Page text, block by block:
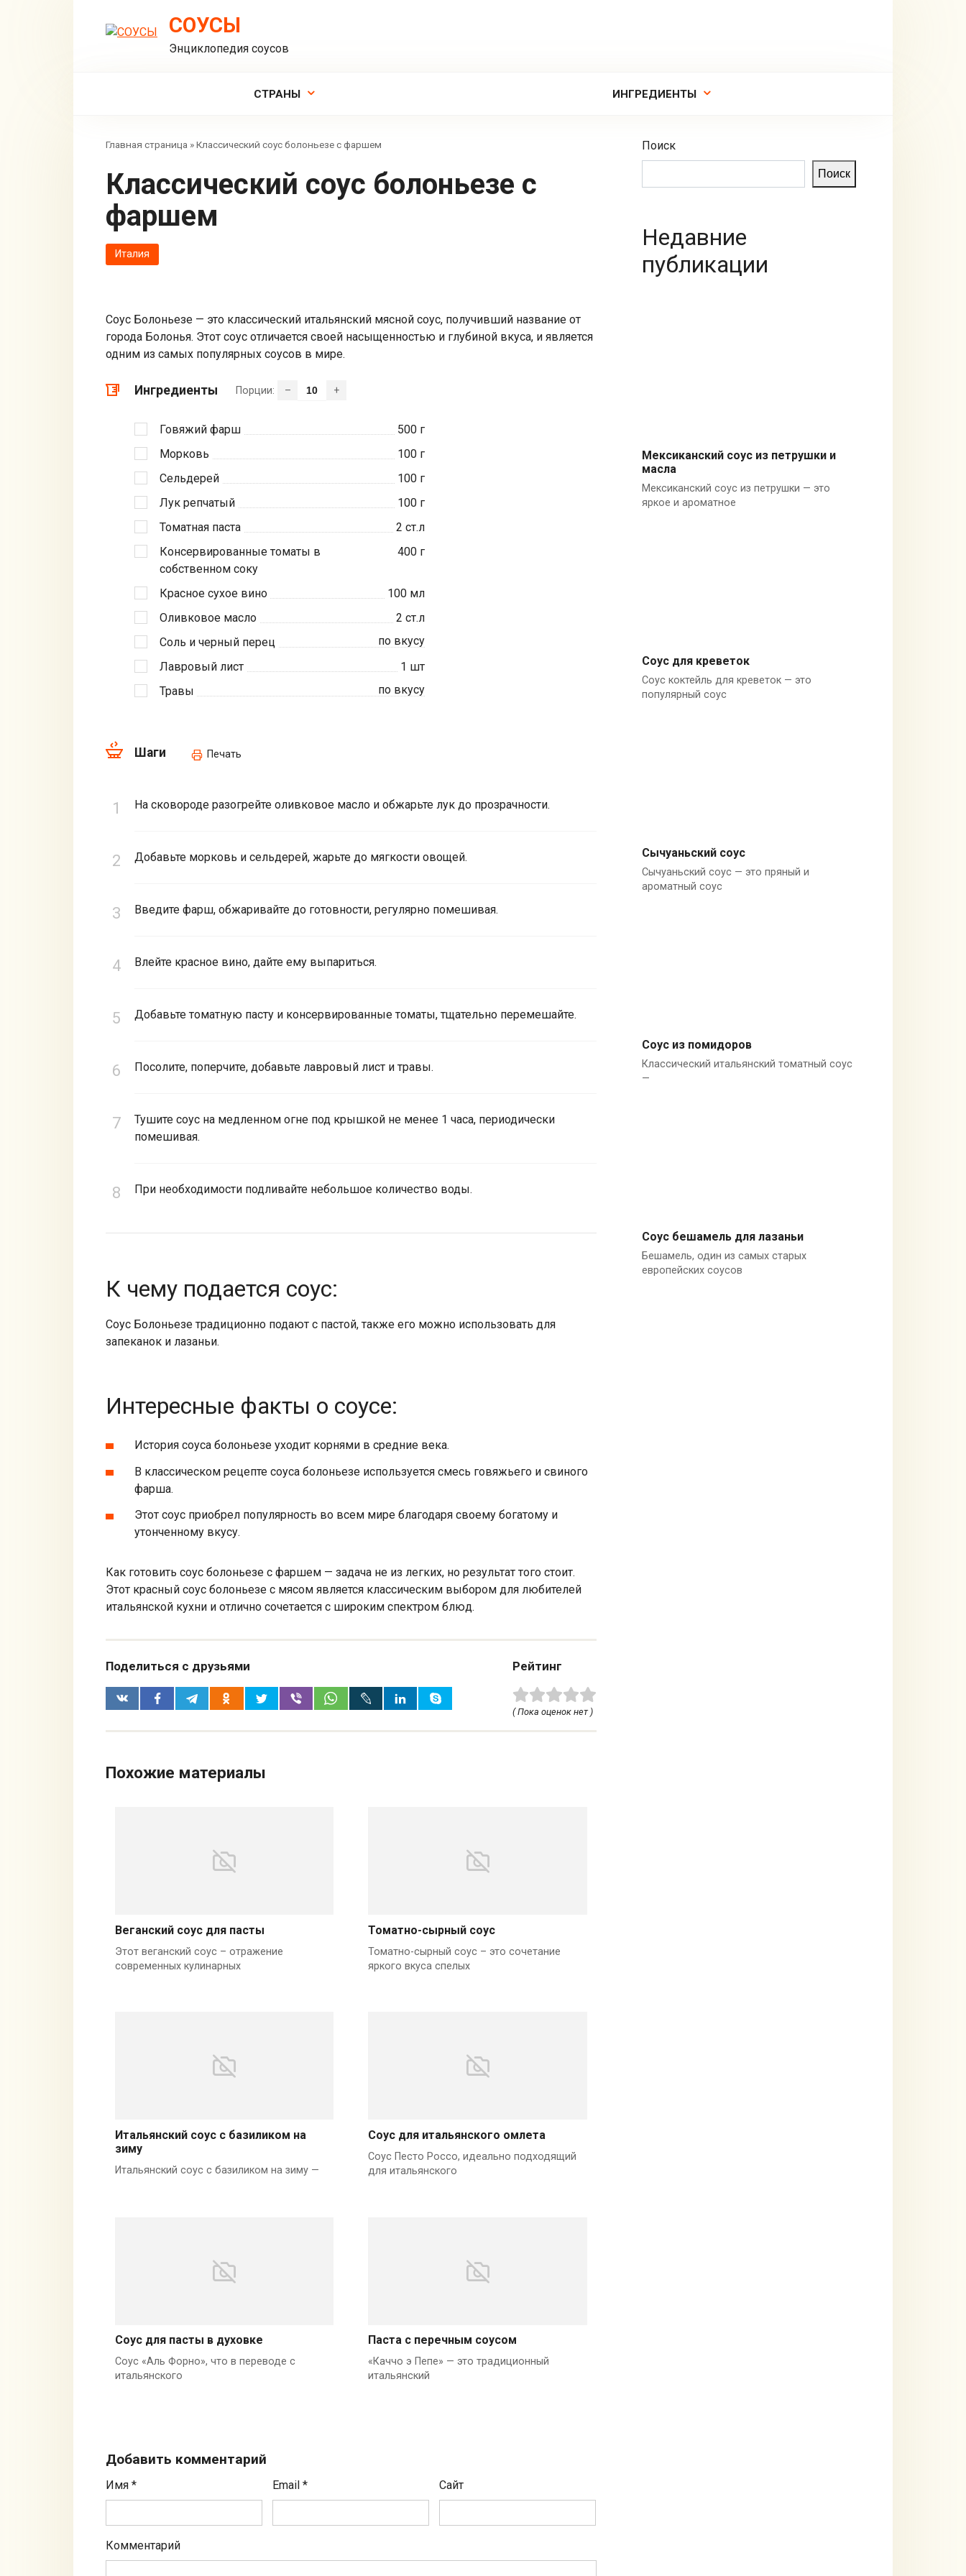
СОУСЫ
Энциклопедия соусов
СТРАНЫ ИНГРЕДИЕНТЫ
Главная страница »Классический соус болоньезе с фаршем
Классический соус болоньезе с
фаршем
Италия
Соус Болоньезе — это классический итальянский мясной соус, получивший название от
города Болонья. Этот соус отличается своей насыщенностью и глубиной вкуса, и является
одним из самых популярных соусов в мире.
Ингредиенты Порции: – +
Говяжий фарш 500г
Морковь
100г
Сельдерей
100г
Лук репчатый
100г
Томатная паста
2 ст.л
Консервированные томаты в
собственном соку
400г
Красное сухое вино 100мл
Оливковое масло
2 ст.л
Соль и черный перец
по вкусу
Лавровый лист
1 шт
Травы
по вкусу
Шаги Печать
На сковороде разогрейте оливковое масло и обжарьте лук до прозрачности.
Добавьте морковь и сельдерей, жарьте до мягкости овощей.
Введите фарш, обжаривайте до готовности, регулярно помешивая.
Влейте красное вино, дайте ему выпариться.
Добавьте томатную пасту и консервированные томаты, тщательно перемешайте.
Посолите, поперчите, добавьте лавровый лист и травы.
Тушите соус на медленном огне под крышкой не менее 1 часа, периодически
помешивая.
При необходимости подливайте небольшое количество воды.
К чему подается соус:
Соус Болоньезе традиционно подают с пастой, также его можно использовать для
запеканок и лазаньи.
Интересные факты о соусе:
История соуса болоньезе уходит корнями в средние века.
В классическом рецепте соуса болоньезе используется смесь говяжьего и свиного
фарша.
Этот соус приобрел популярность во всем мире благодаря своему богатому и
утонченному вкусу.
Как готовить соус болоньезе с фаршем — задача не из легких, но результат того стоит.
Этот красный соус болоньезе с мясом является классическим выбором для любителей
итальянской кухни и отлично сочетается с широким спектром блюд.
Поделиться с друзьями Рейтинг
( Пока оценок нет )
Похожие материалы
Веганский соус для пасты
Этот веганский соус – отражение
современных кулинарных
Томатно-сырный соус
Томатно-сырный соус – это сочетание
яркого вкуса спелых
Итальянский соус с базиликом на
зиму
Итальянский соус с базиликом на зиму —
Соус для итальянского омлета
Соус Песто Россо, идеально подходящий
для итальянского
Соус для пасты в духовке
Соус «Аль Форно», что в переводе с
итальянского
Паста с перечным соусом
«Каччо э Пепе» — это традиционный
итальянский
Добавить комментарий
Имя * Email* Сайт
Комментарий
Поиск
Поиск
Недавние
публикации
Мексика
Мексиканский соус из петрушки и
масла
Мексиканский соус из петрушки — это
яркое и ароматное
Кетчуп
Соус для креветок
Соус коктейль для креветок — это
популярный соус
Китай
Сычуаньский соус
Сычуаньский соус — это пряный и
ароматный соус
Италия
Соус из помидоров
Классический итальянский томатный соус
—
Молоко
Соус бешамель для лазаньи
Бешамель, один из самых старых
европейских соусов